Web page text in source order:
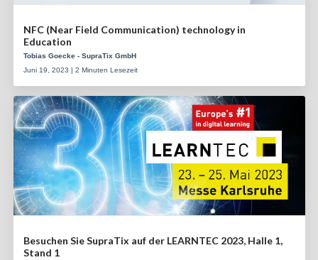
NFC (Near Field Communication) technology in
Education
Tobias Goecke - SupraTix GmbH
Juni 19, 2023 | 2 Minuten Lesezeit
Besuchen Sie SupraTix auf der LEARNTEC 2023, Halle 1,
Stand 1